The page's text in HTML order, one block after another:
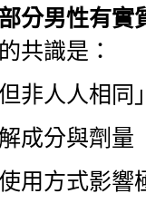
分男性有實
共識是：
非人人相同」
成分與劑量
用方式影響